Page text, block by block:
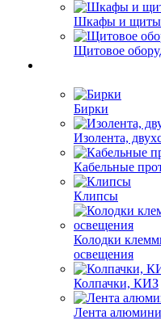
Шкафы и щиты
Щитовое
Бирки
Изолента,
Кабельные
Клипсы
Колодки
освещения
Колпачки, КИЗ
Лента